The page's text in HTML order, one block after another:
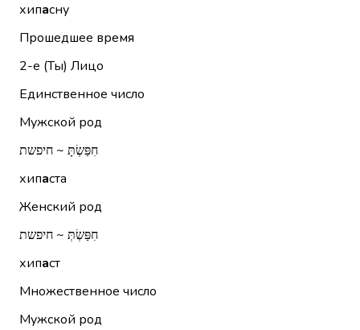
хипасну
Прошедшее время
2-е (Ты) Лицо
Единственное число
Мужской род
חִפַּשְׂתָּ ~ חיפשת
хипаста
Женский род
חִפַּשְׂתְּ ~ חיפשת
хипаст
Множественное число
Мужской род